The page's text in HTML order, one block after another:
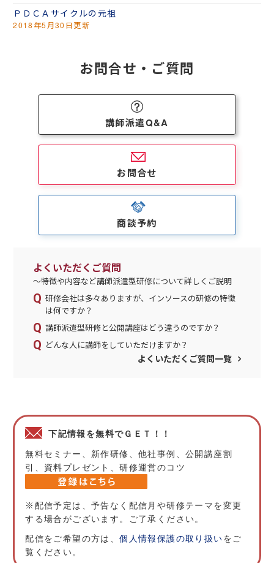
ＰＤＣＡサイクルの元祖
2018年5月30日更新
お問合せ・ご質問
講師派遣Q&A
お問合せ
商談予約
よくいただくご質問
～特徴や内容など講師派遣型研修について詳しくご説明
研修会社は多々ありますが、インソースの研修の特徴
は何ですか？
講師派遣型研修と公開講座はどう違うのですか？
どんな人に講師をしていただけますか？
よくいただくご質問一覧
下記情報を無料でＧＥＴ！！
無料セミナー、新作研修、他社事例、公開講座割
引、資料プレゼント、研修運営のコツ
※配信予定は、予告なく配信月や研修テーマを変更
する場合がございます。ご了承ください。
配信をご希望の方は、個人情報保護の取り扱いをご
覧ください。